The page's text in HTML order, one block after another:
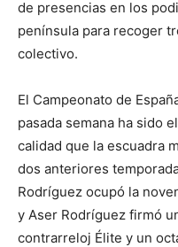
de presencias en los
península para recoger
colectivo.
El Campeonato de
pasada semana ha sido
calidad que la escuadra
dos anteriores
Rodríguez ocupó la
y Aser Rodríguez firmó
contrarreloj Élite y un